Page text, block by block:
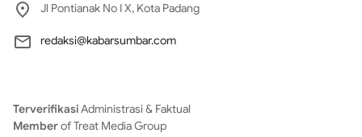
Jl Pontianak No I X, Kota Padang
redaksi@kabarsumbar.com
TerverifikasiAdministrasi & Faktual
Memberof Treat Media Group